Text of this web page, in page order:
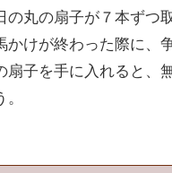
の丸の扇子が７本ずつ
かけが終わった際に、
扇子を手に入れると、